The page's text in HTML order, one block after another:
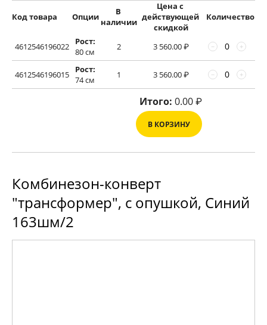
Код товара Опции
В
наличии
Цена с
действующей
скидкой
Количество
4612546196022
Рост:
80 см
2 3 560.00₽ +
−
4612546196015
Рост:
74 см
1 3 560.00₽ +
−
Итого: 0.00₽
В КОРЗИНУ
Комбинезон-конверт
"трансформер", с опушкой, Синий
163шм/2